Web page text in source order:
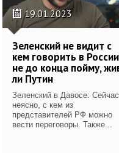
19.01.2023
Зеленский не видит с
кем говорить в
не до конца пойму,
ли Путин
Зеленский в Давосе: Сейчас
неясно, с кем из
представителей РФ можно
вести переговоры. Также...